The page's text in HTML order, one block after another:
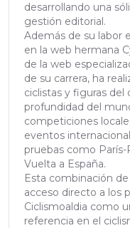
desarrollando una
gestión editorial.
Además de su labor
en la web hermana
de la web
de su carrera, ha
ciclistas y figuras del
profundidad del
competiciones
eventos
pruebas como París-
Vuelta a España.
Esta combinación
acceso directo a los
Ciclismoaldia como
referencia en el